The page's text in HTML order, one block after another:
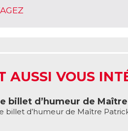
AUSSI VOUS
billet d’humeur de
billet d’humeur de Maître